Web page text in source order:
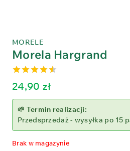
MORELE
Morela Hargrand
4.50out
of 5
24,90 zł
🌱 Termin realizacji:
Przedsprzedaż - wysyłka po 15
Brak w magazynie